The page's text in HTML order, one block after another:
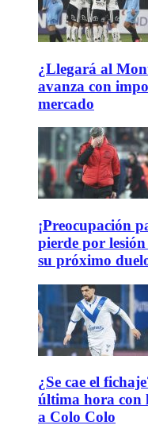
¿Llegará al
avanza con
mercado
¡Preocupación
pierde por
su próximo
¿Se cae el
última hora con
a Colo Colo